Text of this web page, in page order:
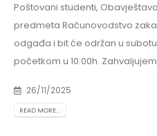
Poštovani studenti,
predmeta Računovodstvo
odgađa i bit će održan u subotu
početkom u 10:00h.
26/11/2025
READ MORE...